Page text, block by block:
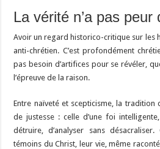
La vérité n’a pas peur
Avoir un regard historico-critique sur les
anti-chrétien. C’est profondément
pas besoin d’artifices pour se révéler,
l’épreuve de la raison.
Entre naïveté et scepticisme, la tradition
de justesse : celle d’une foi
détruire, d’analyser sans
témoins du Christ, leur vie, même